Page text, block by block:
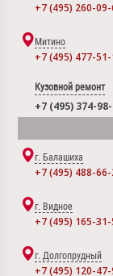
+7 (495) 260-09-
Митино
+7 (495) 477-51-
Кузовной ремонт
+7 (495) 374-
г. Балашиха
+7 (495) 488-66-
г. Видное
+7 (495) 165-31-
г. Долгопрудный
+7 (495) 120-